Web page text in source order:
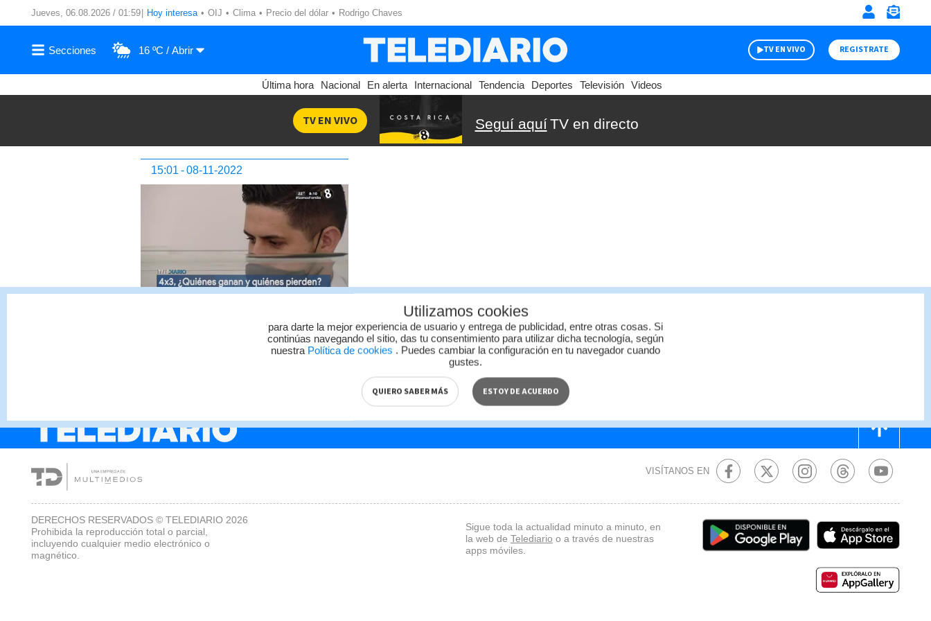
Jueves, 06.08.2026 / 01:59 Hoy interesa OIJ Clima Precio del dólar Rodrigo Chaves
16 ºC TV EN VIVO REGISTRATE
Última hora Nacional En alerta Internacional Tendencia Deportes Televisión Videos
Seguí aquíTV en directo
TV EN VIVO
jornada laboral 4x3 en
15:01 08-11-2022
DERECHOS RESERVADOS © TELEDIARIO 2026
Prohibida la reproducción total o parcial,
incluyendo cualquier medio electrónico o
magnético.
VISÍTANOS EN
Sigue toda la actualidad minuto a minuto, en
la web de Telediario o a través de nuestras
apps móviles.
Utilizamos cookies
para darte la mejor experiencia de usuario y entrega de publicidad, entre otras cosas. Si
continúas navegando el sitio, das tu consentimiento para utilizar dicha tecnología, según
nuestra Política de cookies . Puedes cambiar la configuración en tu navegador cuando
gustes.
QUIERO SABER MÁS ESTOY DE ACUERDO